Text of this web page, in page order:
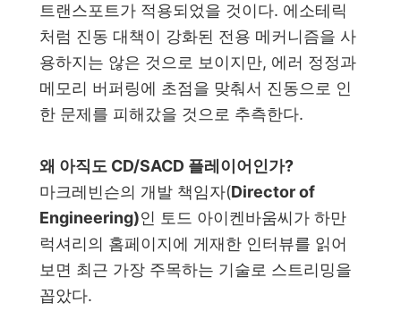
트랜스포트가 적용되었을 것이다. 에소테릭
처럼 진동 대책이 강화된 전용 메커니즘을 사
용하지는 않은 것으로 보이지만, 에러 정정과
메모리 버퍼링에 초점을 맞춰서 진동으로 인
한 문제를 피해갔을 것으로 추측한다.
왜 아직도 CD/SACD 플레이어인가?
마크레빈슨의 개발 책임자(Director of
Engineering)인 토드 아이켄바움씨가 하만
럭셔리의 홈페이지에 게재한 인터뷰를 읽어
보면 최근 가장 주목하는 기술로 스트리밍을
꼽았다.